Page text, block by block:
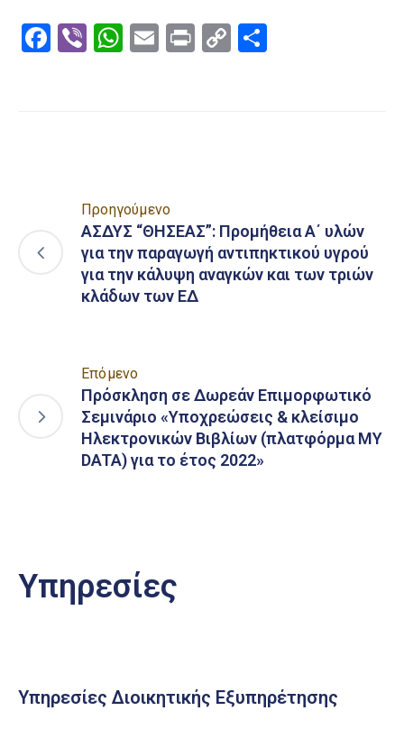
Facebook
ViberWhatsApp
EmailPrintCopy
Προηγούμενο
ΑΣΔΥΣ “ΘΗΣΕΑΣ”: Προμήθεια Α΄ υλών
για την παραγωγή αντιπηκτικού υγρού
για την κάλυψη αναγκών και των τριών
κλάδων των ΕΔ
Επόμενο
Πρόσκληση σε Δωρεάν Επιμορφωτικό
Σεμινάριο «Υποχρεώσεις & κλείσιμο
Ηλεκτρονικών Βιβλίων (πλατφόρμα MY
DATA) για το έτος 2022»
Υπηρεσίες
Υπηρεσίες Διοικητικής Εξυπηρέτησης